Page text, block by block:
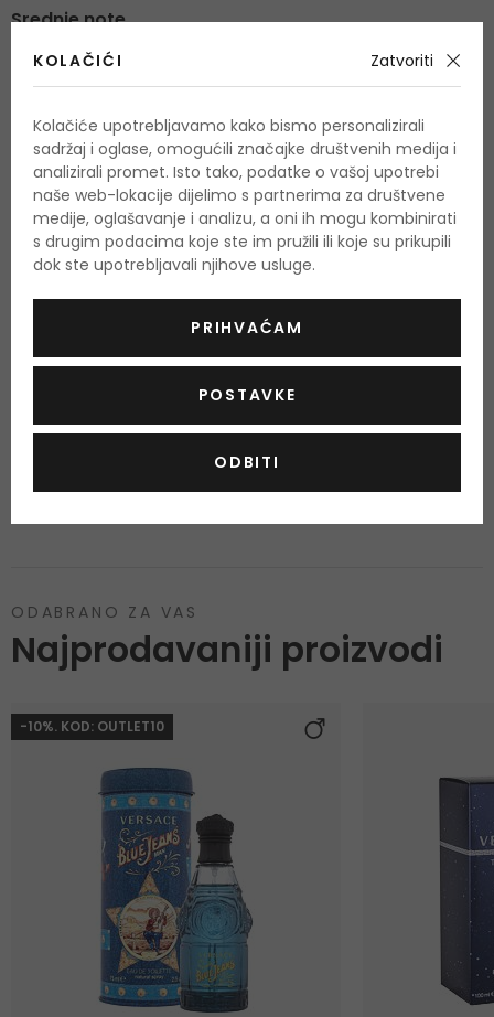
Srednje note
Bazne note
O proizvodu
OPIS
sa drvenim tonovima i dodirom meda. Burberry Weekend for
Men je nježan, nije hladan ni topao i ako Vam se njegovi
posebni tonovi počnu sviđati, sprijateljit ćete se.Burberry for
prikladni za šetnju vikendom, za trenutne radosti i
smijeh, za predah i odmor.
OCJENA (3) OSTALE INFORMACIJE
ODABRANO ZA VAS
Najprodavaniji proizvodi
-10%. KOD: OUTLET10
KOLAČIĆI Zatvoriti
Kolačiće upotrebljavamo kako bismo personalizirali
sadržaj i oglase, omogućili značajke društvenih medija i
analizirali promet. Isto tako, podatke o vašoj upotrebi
naše web-lokacije dijelimo s partnerima za društvene
medije, oglašavanje i analizu, a oni ih mogu kombinirati
s drugim podacima koje ste im pružili ili koje su prikupili
dok ste upotrebljavali njihove usluge.
PRIHVAĆAM
POSTAVKE
ODBITI